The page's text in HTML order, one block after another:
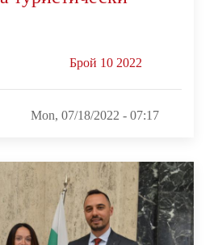
Брой 10 2022
Mon, 07/18/2022 - 07:17